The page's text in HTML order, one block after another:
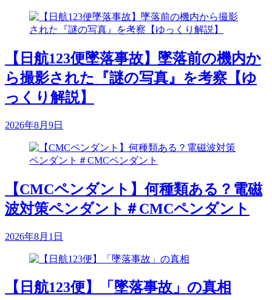
【日航123便墜落事故】墜落前の機内か
ら撮影された『謎の写真』を考察【ゆ
っくり解説】
2026年8月9日
【CMCペンダント】何種類ある？電磁
波対策ペンダント＃CMCペンダント
2026年8月1日
【日航123便】「墜落事故」の真相